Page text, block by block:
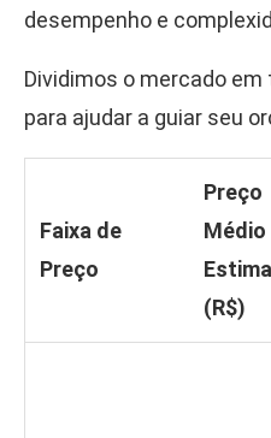
desempenho e
Dividimos o mercado
para ajudar a guiar seu
Faixa de
Preço
Preço
Médio
(R$)